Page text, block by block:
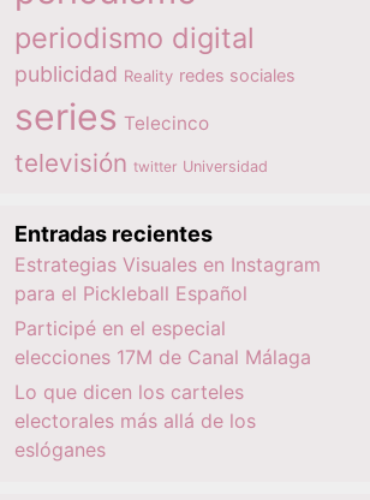
periodismo digital
publicidad Reality redes sociales
series Telecinco
televisión twitter Universidad
Entradas recientes
Estrategias Visuales en Instagram
para el Pickleball Español
Participé en el especial
elecciones 17M de Canal Málaga
Lo que dicen los carteles
electorales más allá de los
eslóganes